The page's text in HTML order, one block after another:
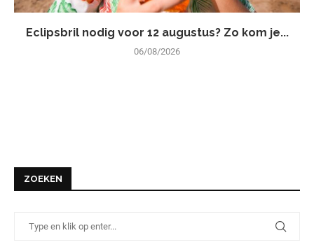
Eclipsbril nodig voor 12 augustus? Zo kom je...
06/08/2026
ZOEKEN